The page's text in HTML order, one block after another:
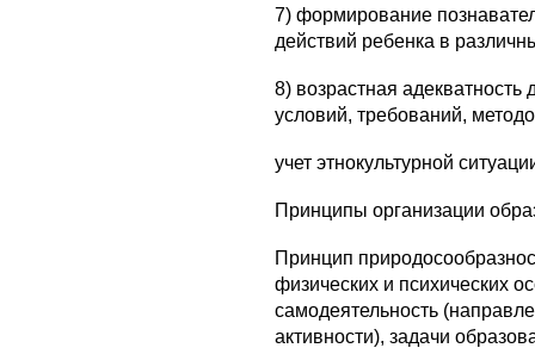
7) формирование
действий ребенка в
8) возрастная адекватность
условий, требований,
учет этнокультурной
Принципы организации
Принцип
физических и психических
самодеятельность
активности), задачи